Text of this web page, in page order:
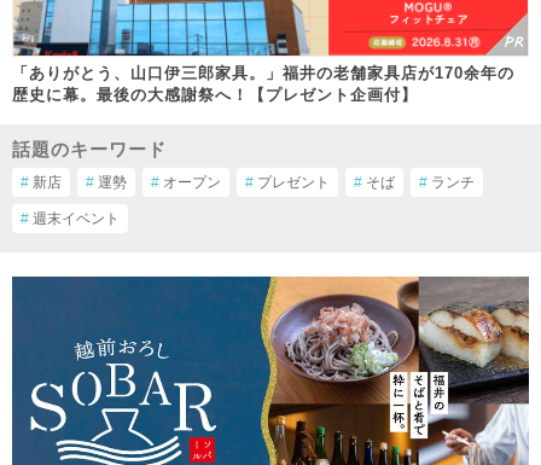
「ありがとう、山口伊三郎家具。」福井の老舗家具店が170余年の
歴史に幕。最後の大感謝祭へ！【プレゼント企画付】
話題のキーワード
# 新店 # 運勢 # オープン # プレゼント # そば # ランチ
# 週末イベント